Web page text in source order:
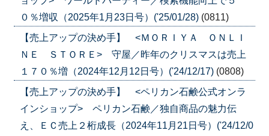
０％増収（2025年1月23日号）('25/01/28) (0811)
【売上アップの決め手】 <ＭＯＲＩＹＡ ＯＮＬＩ
ＮＥ ＳＴＯＲＥ> 守屋／昨年のクリスマスは売上
１７０％増（2024年12月12日号）('24/12/17) (0808)
【売上アップの決め手】 <ペリカン石鹸公式オンラ
インショップ> ペリカン石鹸／独自商品の魅力伝
え、ＥＣ売上２桁成長（2024年11月21日号）('24/12/0